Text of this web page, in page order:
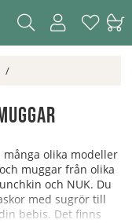
olika modeller
muggar från olika
och NUK. Du
med sugrör till
bebis. Det finns